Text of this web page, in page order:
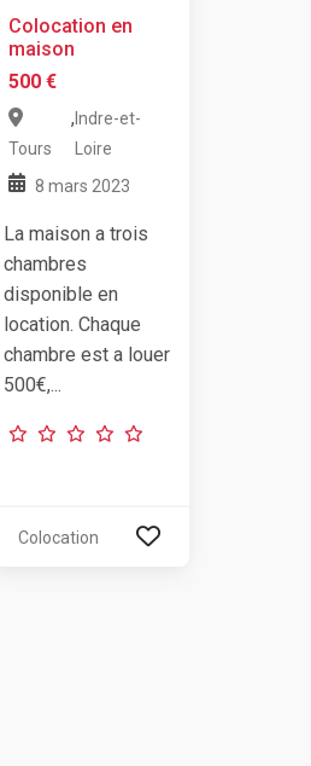
Colocation en
maison
500 €
Tours
,Indre-et-
Loire
8 mars 2023
La maison a trois
chambres
disponible en
location. Chaque
chambre est a louer
500€,...
Colocation